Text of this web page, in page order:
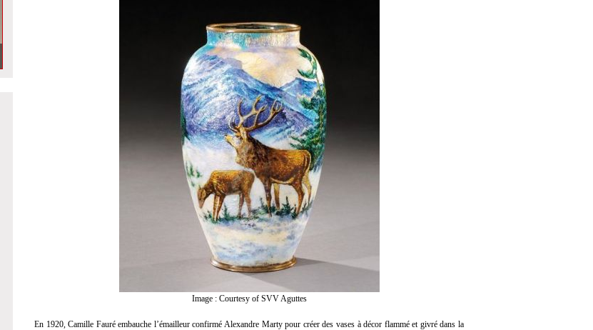
Image : Courtesy of SVV Aguttes
En 1920, Camille Fauré embauche l’émailleur confirmé Alexandre Marty pour créer des vases à décor flammé et givré dans la